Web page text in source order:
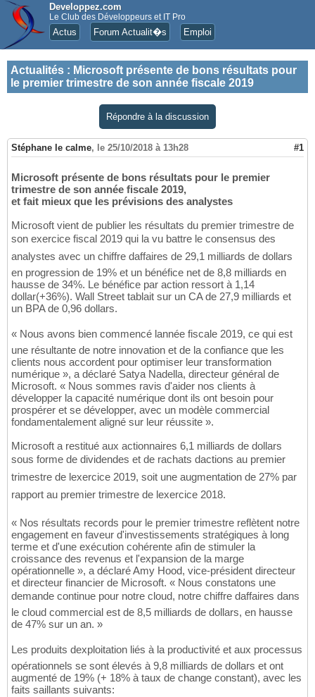
Developpez.com
Le Club des Développeurs et IT Pro
Actus Forum Actualit�s Emploi
Actualités : Microsoft présente de bons résultats pour
le premier trimestre de son année fiscale 2019
Répondre à la discussion
Stéphane le calme, le 25/10/2018 à 13h28 #1
Microsoft présente de bons résultats pour le premier
trimestre de son année fiscale 2019,
et fait mieux que les prévisions des analystes
Microsoft vient de publier les résultats du premier trimestre de
son exercice fiscal 2019 qui la vu battre le consensus des
analystes avec un chiffre daffaires de 29,1 milliards de dollars
en progression de 19% et un bénéfice net de 8,8 milliards en
hausse de 34%. Le bénéfice par action ressort à 1,14
dollar(+36%). Wall Street tablait sur un CA de 27,9 milliards et
un BPA de 0,96 dollars.
« Nous avons bien commencé lannée fiscale 2019, ce qui est
une résultante de notre innovation et de la confiance que les
clients nous accordent pour optimiser leur transformation
numérique », a déclaré Satya Nadella, directeur général de
Microsoft. « Nous sommes ravis d'aider nos clients à
développer la capacité numérique dont ils ont besoin pour
prospérer et se développer, avec un modèle commercial
fondamentalement aligné sur leur réussite ».
Microsoft a restitué aux actionnaires 6,1 milliards de dollars
sous forme de dividendes et de rachats dactions au premier
trimestre de lexercice 2019, soit une augmentation de 27% par
rapport au premier trimestre de lexercice 2018.
« Nos résultats records pour le premier trimestre reflètent notre
engagement en faveur d'investissements stratégiques à long
terme et d'une exécution cohérente afin de stimuler la
croissance des revenus et l'expansion de la marge
opérationnelle », a déclaré Amy Hood, vice-président directeur
et directeur financier de Microsoft. « Nous constatons une
demande continue pour notre cloud, notre chiffre daffaires dans
le cloud commercial est de 8,5 milliards de dollars, en hausse
de 47% sur un an. »
Les produits dexploitation liés à la productivité et aux processus
opérationnels se sont élevés à 9,8 milliards de dollars et ont
augmenté de 19% (+ 18% à taux de change constant), avec les
faits saillants suivants: